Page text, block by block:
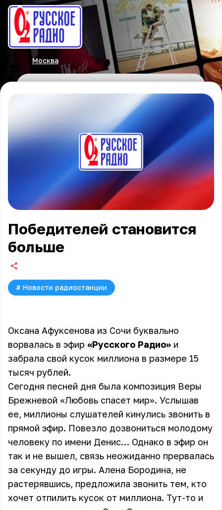
Москва
Победителей становится
больше
# Новости радиостанции
Оксана Афуксенова из Сочи буквально
ворвалась в эфир «Русского Радио» и
забрала свой кусок миллиона в размере 15
тысяч рублей.
Сегодня песней дня была композиция Веры
Брежневой «Любовь спасет мир». Услышав
ее, миллионы слушателей кинулись звонить в
прямой эфир. Повезло дозвониться молодому
человеку по имени Денис… Однако в эфир он
так и не вышел, связь неожиданно прервалась
за секунду до игры. Алена Бородина, не
растерявшись, предложила звонить тем, кто
хочет отпилить кусок от миллиона. Тут-то и